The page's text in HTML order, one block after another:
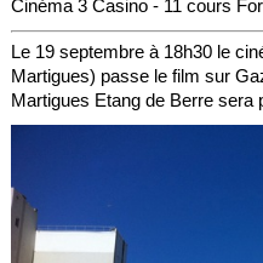
Cinéma 3 Casino - 11 cours
Le 19 septembre à 18h30 le
Martigues) passe le film sur
Martigues Etang de Berre sera